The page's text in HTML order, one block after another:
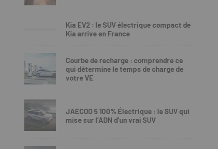
Kia EV2 : le SUV électrique compact de
Kia arrive en France
Courbe de recharge : comprendre ce
qui détermine le temps de charge de
votre VE
JAECOO 5 100% Électrique : le SUV qui
mise sur l’ADN d’un vrai SUV